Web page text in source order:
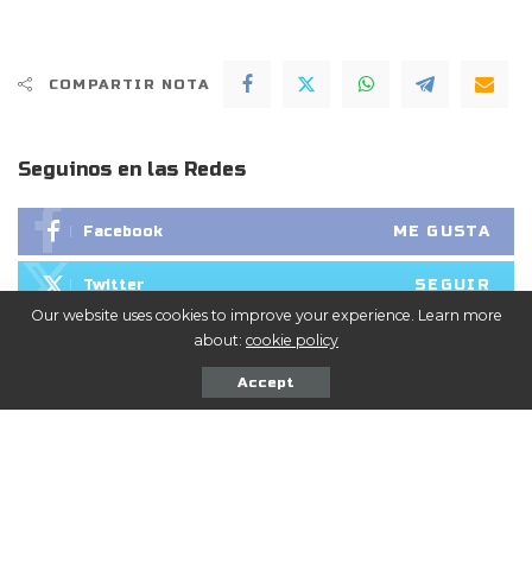
COMPARTIR NOTA
Seguinos en las Redes
Facebook ME GUSTA
Twitter SEGUIR
Our website uses cookies to improve your experience. Learn more
about: cookie policy
Accept